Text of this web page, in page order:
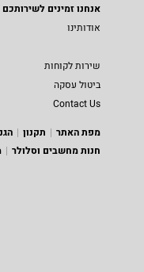
אנחנו זמינים לשירותכם
אודותינו
שירות לקוחות
ביטול עסקה
Contact Us
מפת האתר
תקנון
חנות מחשבים וסלולר